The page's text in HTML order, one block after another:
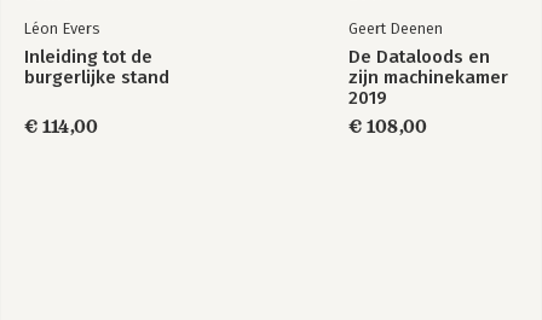
6.2 Bezwaar 127
6.3 Beroep 130
6.4 Civiel recht 133
Trefwoordenregister 137
Léon Evers
Inleiding tot de
burgerlijke stand
€ 114,00
Geert Deenen
De Dataloods en
zijn machinekamer
2019
€ 108,00